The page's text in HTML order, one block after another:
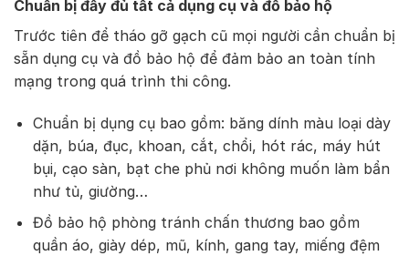
Chuẩn bị đầy đủ tất cả dụng cụ và đồ bảo hộ
Trước tiên để tháo gỡ gạch cũ mọi người cần chuẩn bị
sẵn dụng cụ và đồ bảo hộ để đảm bảo an toàn tính
mạng trong quá trình thi công.
Chuẩn bị dụng cụ bao gồm: băng dính màu loại dày
dặn, búa, đục, khoan, cắt, chổi, hót rác, máy hút
bụi, cạo sàn, bạt che phủ nơi không muốn làm bẩn
như tủ, giường…
Đồ bảo hộ phòng tránh chấn thương bao gồm
quần áo, giày dép, mũ, kính, gang tay, miếng đệm